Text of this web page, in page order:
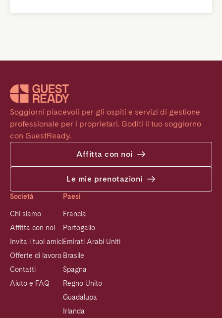
Soggiorni piacevoli per gli ospiti e servizi di gestione
professionale per i proprietari. Goditi il tuo soggiorno
con GuestReady.
Affitta con noi
Le mie prenotazioni
Società
Chi siamo
Affitta con noi
Invita i tuoi amici
Offerte di lavoro
Contatti
Aiuto e FAQ
Paesi
Francia
Portogallo
Emirati Arabi Uniti
Brasile
Spagna
Regno Unito
Guadalupa
Irlanda